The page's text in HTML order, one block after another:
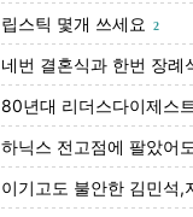
립스틱 몇개 쓰세요 2
네번 결혼식과 한번 장례
80년대 리더스다이제스
하닉스 전고점에 팔았어도
이기고도 불안한 김민석,